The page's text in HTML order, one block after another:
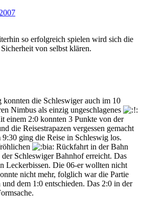
so erfolgreich spielen wird sich die
von selbst klären.
konnten die Schleswiger auch im 10
Nimbus als einzig ungeschlagenes
einem 2:0 konnten 3 Punkte von der
die Reisestrapazen vergessen gemacht
ging die Reise in Schleswig los.
Rückfahrt in der Bahn
Schleswiger Bahnhof erreicht. Das
Leckerbissen. Die 06-er wollten nicht
nicht mehr, folglich war die Partie
dem 1:0 entschieden. Das 2:0 in der